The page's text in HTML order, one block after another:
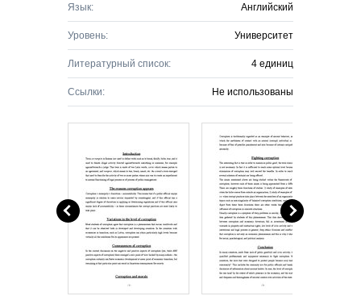
Язык: Английский
Уровень: Университет
Литературный список: 4 единиц
Ссылки: Не использованы